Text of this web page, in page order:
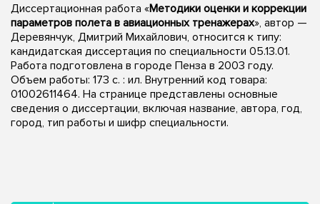
Диссертационная работа «Методики оценки и коррекции
параметров полета в авиационных тренажерах», автор —
Деревянчук, Дмитрий Михайлович, относится к типу:
кандидатская диссертация по специальности 05.13.01.
Работа подготовлена в городе Пенза в 2003 году.
Объем работы: 173 с. : ил. Внутренний код товара:
01002611464. На странице представлены основные
сведения о диссертации, включая название, автора, год,
город, тип работы и шифр специальности.